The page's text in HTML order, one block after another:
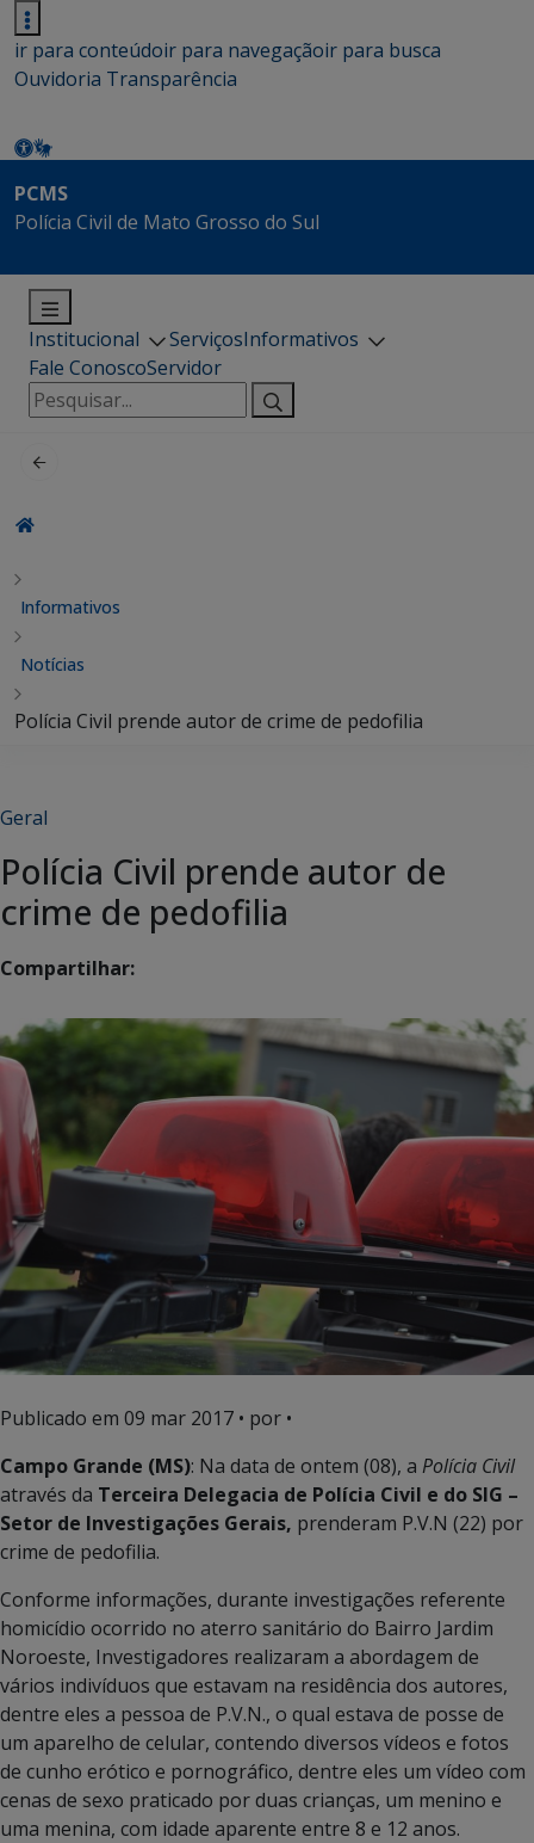
ir para conteúdoir para navegaçãoir para busca
Ouvidoria Transparência
PCMS
Polícia Civil de Mato Grosso do Sul
Institucional ServiçosInformativos
Fale ConoscoServidor
Pesquisar
por:
Informativos
Notícias
Polícia Civil prende autor de crime de pedofilia
Geral
Polícia Civil prende autor de
crime de pedofilia
Compartilhar:
Publicado em 09 mar 2017 • por •
Campo Grande (MS): Na data de ontem (08), a Polícia Civil
através da Terceira Delegacia de Polícia Civil e do SIG –
Setor de Investigações Gerais, prenderam P.V.N (22) por
crime de pedofilia.
Conforme informações, durante investigações referente
homicídio ocorrido no aterro sanitário do Bairro Jardim
Noroeste, Investigadores realizaram a abordagem de
vários indivíduos que estavam na residência dos autores,
dentre eles a pessoa de P.V.N., o qual estava de posse de
um aparelho de celular, contendo diversos vídeos e fotos
de cunho erótico e pornográfico, dentre eles um vídeo com
cenas de sexo praticado por duas crianças, um menino e
uma menina, com idade aparente entre 8 e 12 anos.